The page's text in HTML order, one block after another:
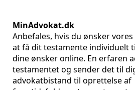
MinAdvokat.dk
Anbefales, hvis du ønsker
at få dit testamente individuelt
dine ønsker online. En erfaren
testamentet og sender det til
advokatbistand til oprettelse af